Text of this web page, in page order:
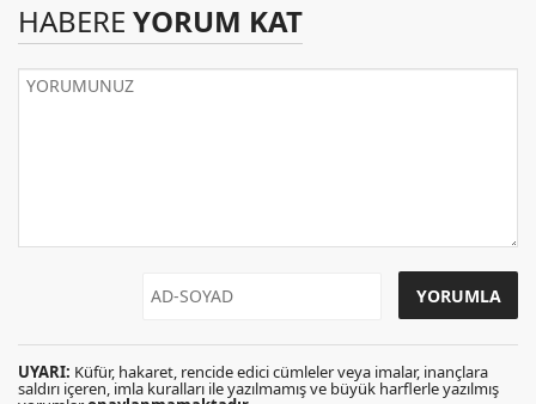
HABERE YORUM KAT
UYARI: Küfür, hakaret, rencide edici cümleler veya imalar, inançlara
saldırı içeren, imla kuralları ile yazılmamış ve büyük harflerle yazılmış